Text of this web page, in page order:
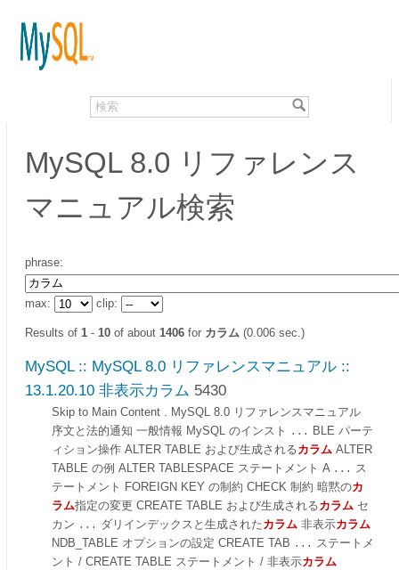
MySQL 8.0 リファレンス
マニュアル検索
phrase:
max: clip:
Results of 1 - 10 of about 1406 for カラム (0.006 sec.)
MySQL :: MySQL 8.0 リファレンスマニュアル ::
13.1.20.10 非表示カラム 5430
Skip to Main Content . MySQL 8.0 リファレンスマニュアル
序文と法的通知 一般情報 MySQL のインスト
...
BLE パーテ
ィション操作 ALTER TABLE および生成されるカラム ALTER
TABLE の例 ALTER TABLESPACE ステートメント A ...
ス
テートメント FOREIGN KEY の制約 CHECK 制約 暗黙のカ
ラム指定の変更 CREATE TABLE および生成されるカラム セ
カン ... ダリインデックスと生成されたカラム 非表示カラム
NDB_TABLE オプションの設定 CREATE TAB ...
ステートメ
ント / CREATE TABLE ステートメント / 非表示カラム